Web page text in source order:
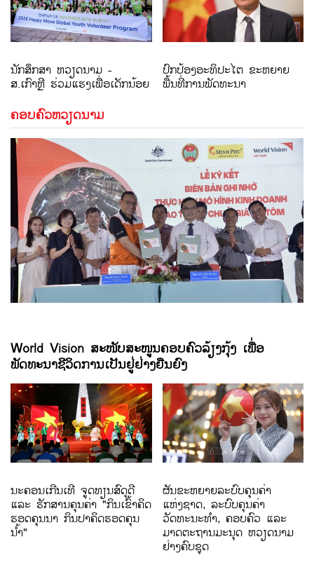
ນັກສຶກສາ ຫວຽດນາມ -
ສ.ເກົາຫຼີ ຮ່ວມແຮງເພື່ອເດັກນ້ອຍ
ປົກປ້ອງອະທິປະໄຕ ຂະຫຍາຍ
ພື້ນທີ່ການພັດທະນາ
ຄອບຄົວຫວຽດນາມ
World Vision ສະໜັບສະໜູນຄອບຄົວລ້ຽງກຸ້ງ ເພື່ອ
ພັດທະນາຊີວິດການເປັນຢູ່ຢ່າງຍືນຍົງ
ນະຄອນເກີນເທີ ຈູດທຽນສົດຸດີ
ແລະ ຮັກສານຄຸນຄ່າ "ກິນເຂົ້າຄິດ
ຮອດຄຸນນາ ກິນປາຄິດຮອດຄຸນ
ນ້ຳ"
ຜັນຂະຫຍາຍລະບົບຄຸນຄ່າ
ແຫ່ງຊາດ, ລະບົບຄຸນຄ່າ
ວັດທະນະທຳ, ຄອບຄົວ ແລະ
ມາດຕະຖານມະນຸດ ຫວຽດນາມ
ຢ່າງຄົບຊຸດ